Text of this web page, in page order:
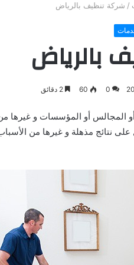
/ شركة تنظيف بالرياض
بالرياض
0
60 2 دقائق
المجالس أو المؤسسات و
على نتائج مذهلة و غيرها من